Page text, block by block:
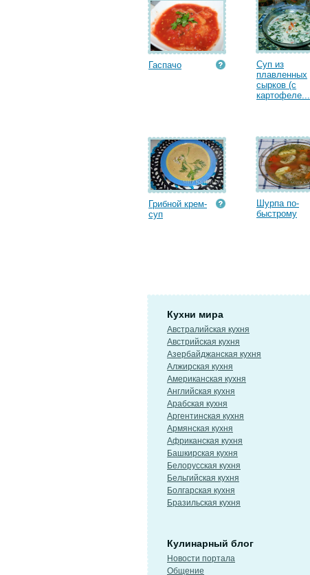
Гаспачо
Суп из
плавленных
сырков (с
картофеле...
Грибной крем-
суп
Шурпа по-
быстрому
Кухни мира
Австралийская кухня
Австрийская кухня
Азербайджанская кухня
Алжирская кухня
Американская кухня
Английская кухня
Арабская кухня
Аргентинская кухня
Армянская кухня
Африканская кухня
Башкирская кухня
Белорусская кухня
Бельгийская кухня
Болгарская кухня
Бразильская кухня
Кулинарный блог
Новости портала
Общение